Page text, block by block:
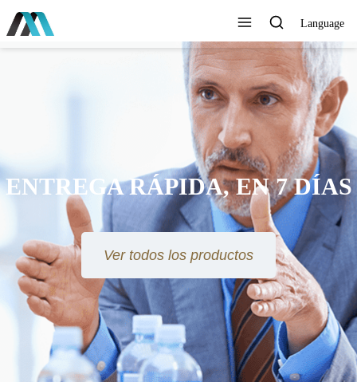
Language
ENTREGA RÁPIDA, EN 7 DÍAS
Ver todos los productos